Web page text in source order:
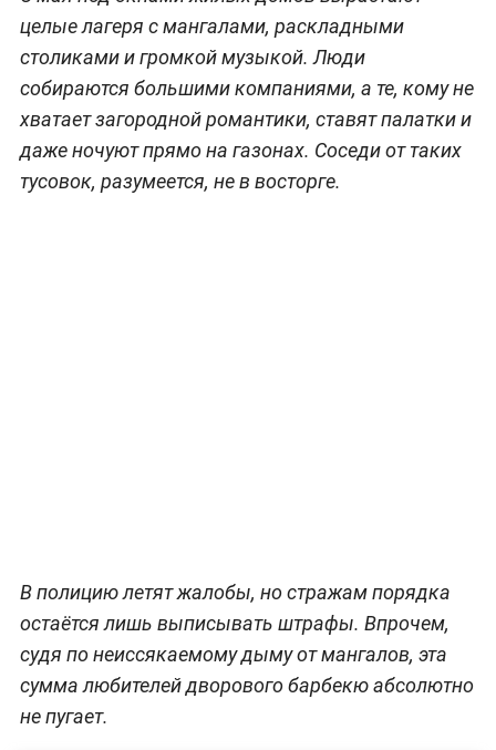
целые лагеря с мангалами, раскладными
столиками и громкой музыкой. Люди
собираются большими компаниями, а те, кому не
хватает загородной романтики, ставят палатки и
даже ночуют прямо на газонах. Соседи от таких
тусовок, разумеется, не в восторге.
В полицию летят жалобы, но стражам порядка
остаётся лишь выписывать штрафы. Впрочем,
судя по неиссякаемому дыму от мангалов, эта
сумма любителей дворового барбекю абсолютно
не пугает.